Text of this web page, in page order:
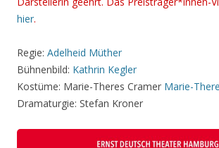
hier.
Regie: Adelheid Müther
Bühnenbild: Kathrin Kegler
Kostüme: Marie-Theres Cramer Marie-
Dramaturgie: Stefan Kroner